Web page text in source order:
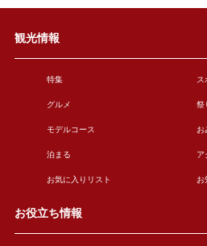
観光情報
特集 ス
グルメ 祭
モデルコース お
泊まる ア
お気に入りリスト お
お役立ち情報